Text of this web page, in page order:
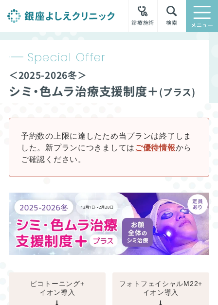
診療施術 検索 メニュー
Special Offer
＜2025-2026冬＞
シミ・色ムラ治療支援制度＋(プラス)
予約数の上限に達したため当プランは終了しま
した。 新プランにつきましては ご優待情報から
ご確認ください。
ピコトーニング+
イオン導入
フォトフェイシャルM22+
イオン導入